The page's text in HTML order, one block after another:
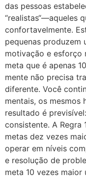
das pessoas
“realistas“—aqueles
confortavelmente.
pequenas produzem
motivação e esforço
meta que é apenas
mente não precisa
diferente. Você
mentais, os mesmos
resultado é
consistente. A Regra
metas dez vezes
operar em níveis
e resolução de
meta 10 vezes